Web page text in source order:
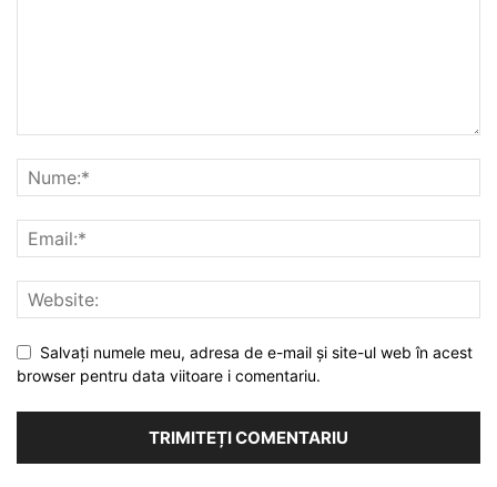
Salvați numele meu, adresa de e-mail și site-ul web în acest
browser pentru data viitoare i comentariu.